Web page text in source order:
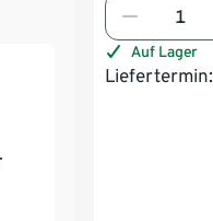
Auf Lager
Liefertermin: